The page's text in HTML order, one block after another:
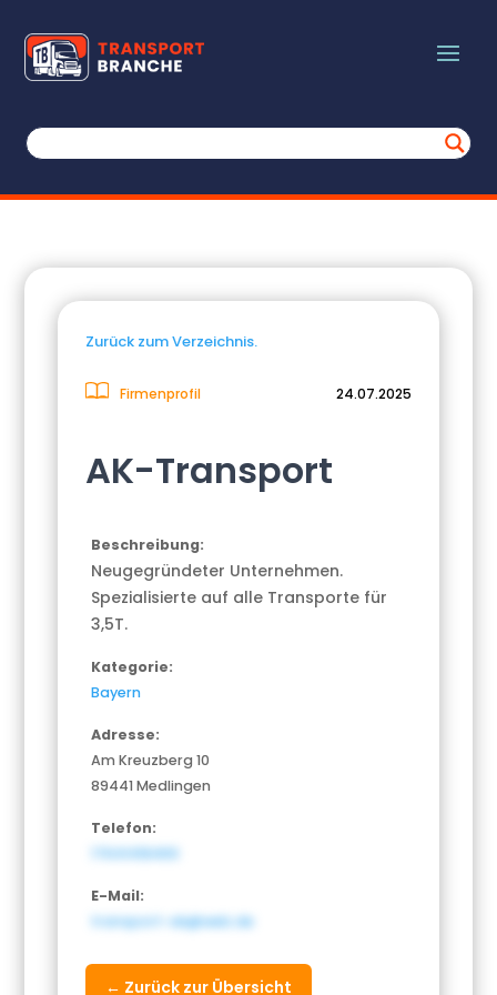
Zurück zum Verzeichnis.
Firmenprofil 24.07.2025
AK-Transport
Beschreibung:
Neugegründeter Unternehmen.
Spezialisierte auf alle Transporte für
3,5T.
Kategorie:
Bayern
Adresse:
Am Kreuzberg 10
89441 Medlingen
Telefon:
17641418469
E-Mail:
transport-ak@web.de
← Zurück zur Übersicht